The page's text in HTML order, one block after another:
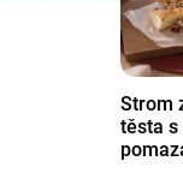
Strom
těsta s